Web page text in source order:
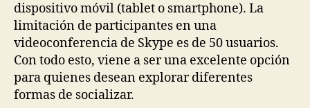
dispositivo móvil (tablet o smartphone). La
limitación de participantes en una
videoconferencia de Skype es de 50 usuarios.
Con todo esto, viene a ser una excelente opción
para quienes desean explorar diferentes
formas de socializar.